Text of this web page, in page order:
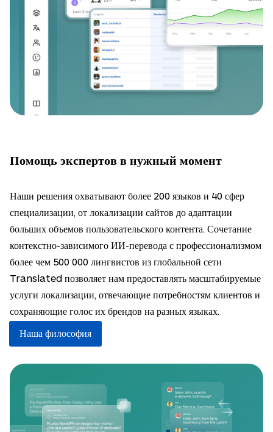
Помощь экспертов в нужный момент
Наши решения охватывают более 200 языков и 40 сфер
специализации, от локализации сайтов до адаптации
больших объемов пользовательского контента. Сочетание
контекстно-зависимого ИИ-перевода с профессионализмом
более чем 500 000 лингвистов из глобальной сети
Translated позволяет нам предоставлять масштабируемые
услуги локализации, отвечающие потребностям клиентов и
сохраняющие голос их брендов на разных языках.
Наша философия